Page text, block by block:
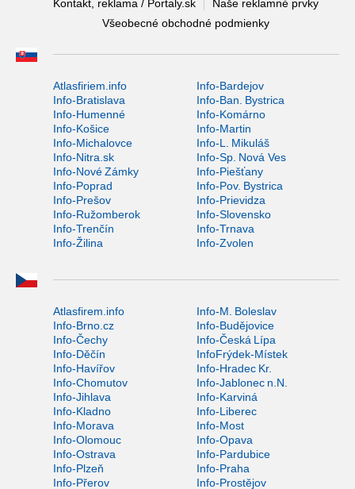
Kontakt, reklama / Portaly.sk
Naše reklamné prvky
Všeobecné obchodné podmienky
Atlasfiriem.info
Info-Bardejov
Info-Bratislava
Info-Ban. Bystrica
Info-Humenné
Info-Komárno
Info-Košice
Info-Martin
Info-Michalovce
Info-L. Mikuláš
Info-Nitra.sk
Info-Sp. Nová Ves
Info-Nové Zámky
Info-Piešťany
Info-Poprad
Info-Pov. Bystrica
Info-Prešov
Info-Prievidza
Info-Ružomberok
Info-Slovensko
Info-Trenčín
Info-Trnava
Info-Žilina
Info-Zvolen
Atlasfirem.info
Info-M. Boleslav
Info-Brno.cz
Info-Budějovice
Info-Čechy
Info-Česká Lípa
Info-Děčín
InfoFrýdek-Místek
Info-Havířov
Info-Hradec Kr.
Info-Chomutov
Info-Jablonec n.N.
Info-Jihlava
Info-Karviná
Info-Kladno
Info-Liberec
Info-Morava
Info-Most
Info-Olomouc
Info-Opava
Info-Ostrava
Info-Pardubice
Info-Plzeň
Info-Praha
Info-Přerov
Info-Prostějov